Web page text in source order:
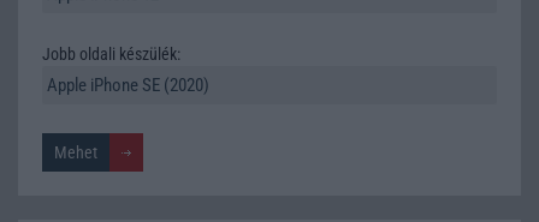
Jobb oldali készülék: